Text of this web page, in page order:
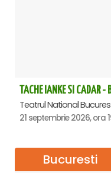
Bucuresti